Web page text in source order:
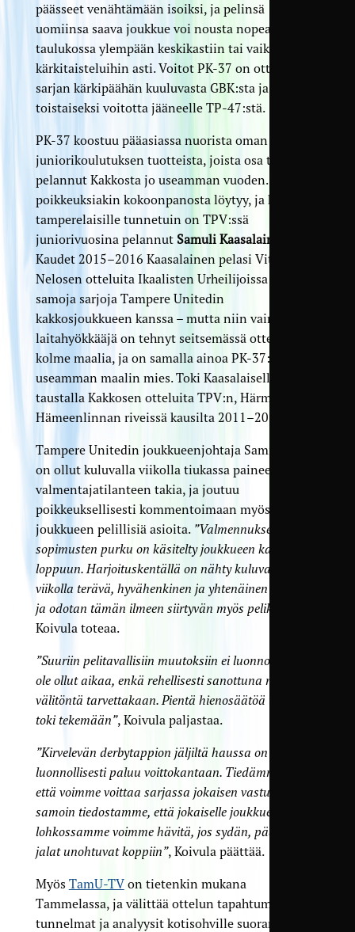
päässeet venähtämään isoiksi, ja pelinsä
uomiinsa saava joukkue voi nousta nopeasti
taulukossa ylempään keskikastiin tai vaikka
kärkitaisteluihin asti. Voitot PK-37 on ottanut
sarjan kärkipäähän kuuluvasta GBK:sta ja
toistaiseksi voitotta jääneelle TP-47:stä.
PK-37 koostuu pääasiassa nuorista oman
juniorikoulutuksen tuotteista, joista osa toki on
pelannut Kakkosta jo useamman vuoden. Joitakin
poikkeuksiakin kokoonpanosta löytyy, ja heistä
tamperelaisille tunnetuin on TPV:ssä
juniorivuosina pelannut Samuli Kaasalainen
Kaudet 2015–2016 Kaasalainen pelasi Vitosen ja
Nelosen otteluita Ikaalisten Urheilijoissa – siis
samoja sarjoja Tampere Unitedin
kakkosjoukkueen kanssa – mutta niin vain
laitahyökkääjä on tehnyt seitsemässä ottelussa jo
kolme maalia, ja on samalla ainoa PK-37:n
useamman maalin mies. Toki Kaasalaisella on
taustalla Kakkosen otteluita TPV:n, Härmän ja FC
Hämeenlinnan riveissä kausilta 2011–2014.
Tampere Unitedin joukkueenjohtaja Sami Koivula
on ollut kuluvalla viikolla tiukassa paineessa
valmentajatilanteen takia, ja joutuu
poikkeuksellisesti kommentoimaan myös
joukkueen pelillisiä asioita. ”Valmennuksen
sopimusten purku on käsitelty joukkueen kanssa
loppuun. Harjoituskentällä on nähty kuluvalla
viikolla terävä, hyvähenkinen ja yhtenäinen ryhmä,
ja odotan tämän ilmeen siirtyvän myös pelikentälle”
Koivula toteaa.
”Suuriin pelitavallisiin muutoksiin ei luonnollisesti
ole ollut aikaa, enkä rehellisesti sanottuna näe niihin
välitöntä tarvettakaan. Pientä hienosäätöä tulemme
toki tekemään”, Koivula paljastaa.
”Kirvelevän derbytappion jäljiltä haussa on
luonnollisesti paluu voittokantaan. Tiedämme hyvin,
että voimme voittaa sarjassa jokaisen vastustajan ja
samoin tiedostamme, että jokaiselle joukkueelle
lohkossamme voimme hävitä, jos sydän, pää tai
jalat unohtuvat koppiin”, Koivula päättää.
Myös TamU-TVon tietenkin mukana
Tammelassa, ja välittää ottelun tapahtumat,
tunnelmat ja analyysit kotisohville suorana